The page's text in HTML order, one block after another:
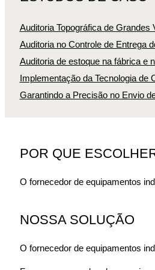
Auditoria Topográfica de
Auditoria no Controle de Entrega
Auditoria de estoque na fábrica e
Implementação da Tecnologia de
Garantindo a Precisão no Envio
POR QUE
O fornecedor de equipamentos
NOSSA SOLUÇÃO
O fornecedor de equipamentos